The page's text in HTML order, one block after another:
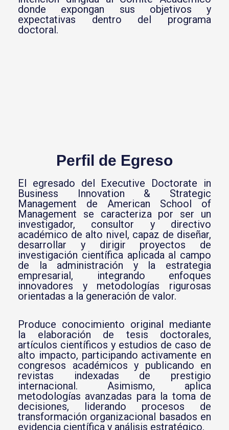
donde expongan sus objetivos y
expectativas dentro del programa
doctoral.
Perfil de Egreso
El egresado del Executive Doctorate in
Business Innovation & Strategic
Management de American School of
Management se caracteriza por ser un
investigador, consultor y directivo
académico de alto nivel, capaz de diseñar,
desarrollar y dirigir proyectos de
investigación científica aplicada al campo
de la administración y la estrategia
empresarial, integrando enfoques
innovadores y metodologías rigurosas
orientadas a la generación de valor.
Produce conocimiento original mediante
la elaboración de tesis doctorales,
artículos científicos y estudios de caso de
alto impacto, participando activamente en
congresos académicos y publicando en
revistas indexadas de prestigio
internacional. Asimismo, aplica
metodologías avanzadas para la toma de
decisiones, liderando procesos de
transformación organizacional basados en
evidencia científica y análisis estratégico.